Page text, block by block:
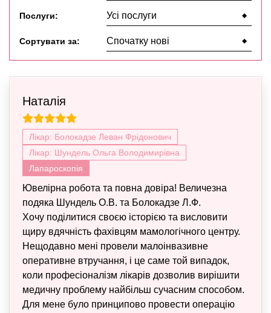
Послуги:
Сортувати за:
Наталія
Лікар: Болокадзе Леван Фрідонович
Лікар: Шундель Ольга Володимирівна
Лапароскопія
Ювелірна робота та повна довіра! Величезна
подяка Шундель О.В. та Болокадзе Л.Ф.
Хочу поділитися своєю історією та висловити
щиру вдячність фахівцям мамологічного центру.
Нещодавно мені провели малоінвазивне
оперативне втручання, і це саме той випадок,
коли професіоналізм лікарів дозволив вирішити
медичну проблему найбільш сучасним способом.
Для мене було принципово провести операцію